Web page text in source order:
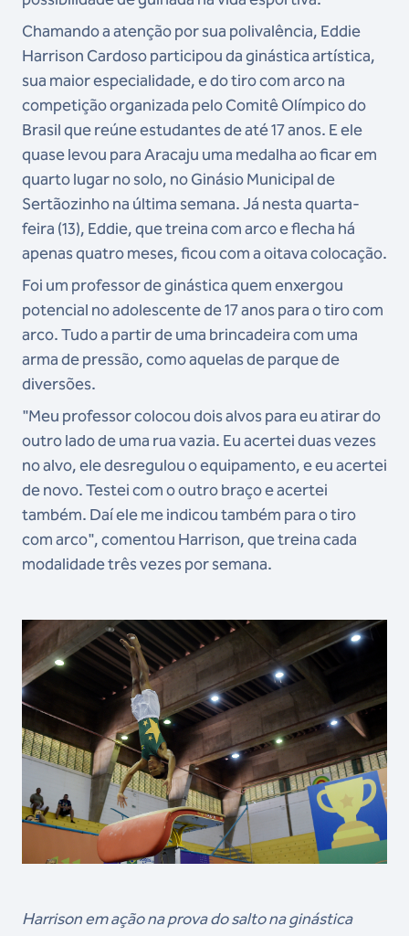
Chamando a atenção por sua polivalência, Eddie
Harrison Cardoso participou da ginástica artística,
sua maior especialidade, e do tiro com arco na
competição organizada pelo Comitê Olímpico do
Brasil que reúne estudantes de até 17 anos. E ele
quase levou para Aracaju uma medalha ao ficar em
quarto lugar no solo, no Ginásio Municipal de
Sertãozinho na última semana. Já nesta quarta-
feira (13), Eddie, que treina com arco e flecha há
apenas quatro meses, ficou com a oitava colocação.
Foi um professor de ginástica quem enxergou
potencial no adolescente de 17 anos para o tiro com
arco. Tudo a partir de uma brincadeira com uma
arma de pressão, como aquelas de parque de
diversões.
"Meu professor colocou dois alvos para eu atirar do
outro lado de uma rua vazia. Eu acertei duas vezes
no alvo, ele desregulou o equipamento, e eu acertei
de novo. Testei com o outro braço e acertei
também. Daí ele me indicou também para o tiro
com arco", comentou Harrison, que treina cada
modalidade três vezes por semana.
Harrison em ação na prova do salto na ginástica